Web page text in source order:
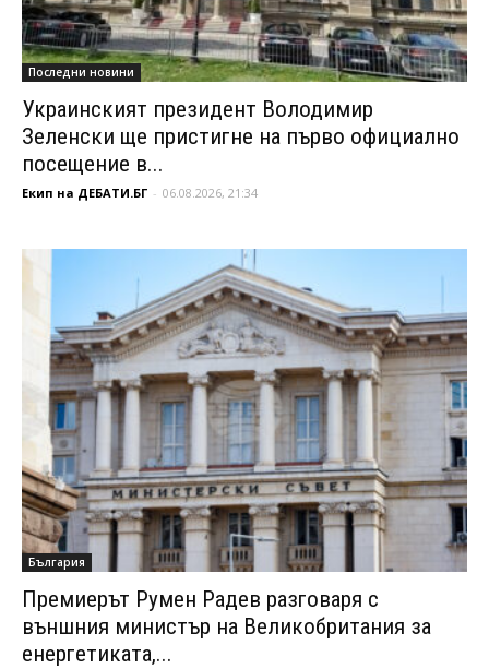
Последни новини
Украинският президент Володимир
Зеленски ще пристигне на първо официално
посещение в...
Екип на ДЕБАТИ.БГ - 06.08.2026, 21:34
България
Премиерът Румен Радев разговаря с
външния министър на Великобритания за
енергетиката,...